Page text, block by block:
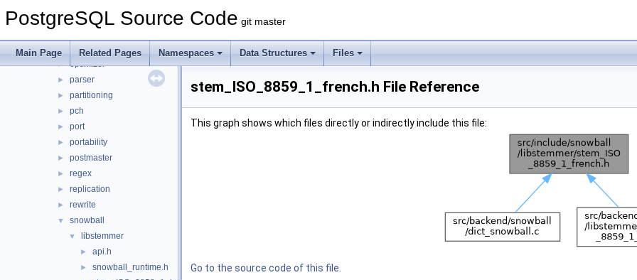
PostgreSQL Source Code git master
Main Page Related Pages Namespaces Data Structures Files
► libpq
nodes
► optimizer
► parser
► partitioning
► pch
► port
► portability
► postmaster
► regex
► replication
► rewrite
▼ snowball
▼ libstemmer
► api.h
► snowball_runtime.h
stem_ISO_8859_1_french.h File Reference
This graph shows which files directly or indirectly include this file:
Go to the source code of this file.